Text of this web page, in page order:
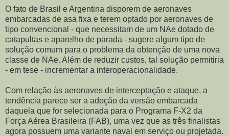
O fato de Brasil e Argentina disporem de aeronaves
embarcadas de asa fixa e terem optado por aeronaves de
tipo convencional - que necessitam de um NAe dotado de
catapultas e aparelho de parada - sugere algum tipo de
solução comum para o problema da obtenção de uma nova
classe de NAe. Além de reduzir custos, tal solução permitiria
- em tese - incrementar a interoperacionalidade.
Com relação às aeronaves de interceptação e ataque, a
tendência parece ser a adoção da versão embarcada
daquela que for selecionada para o Programa F-X2 da
Força Aérea Brasileira (FAB), uma vez que as três finalistas
agora possuem uma variante naval em serviço ou projetada.